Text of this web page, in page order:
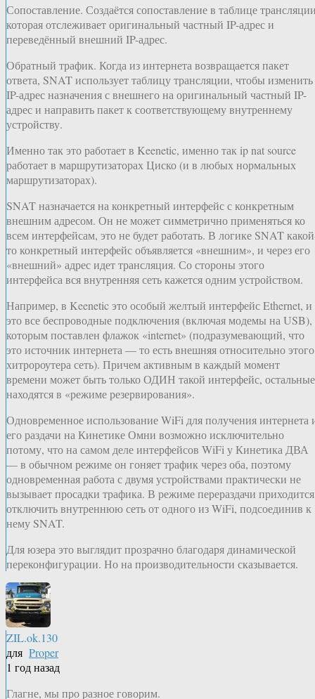
Сопоставление. Создаётся сопоставление в таблице
которая отслеживает оригинальный частный IP-адрес и
переведённый внешний IP-адрес.
Обратный трафик. Когда из интернета возвращается пакет
ответа, SNAT использует таблицу трансляции, чтобы изменить
IP-адрес назначения с внешнего на оригинальный частный IP-
адрес и направить пакет к соответствующему внутреннему
устройству.
Именно так это работает в Keenetic, именно так ip nat source
работает в маршрутизаторах Циско (и в любых нормальных
маршрутизаторах).
SNAT назначается на конкретный интерфейс с конкретным
внешним адресом. Он не может симметрично применяться ко
всем интерфейсам, это не будет работать. В логике SNAT
то конкретный интерфейс объявляется «внешним», и через его
«внешний» адрес идет трансляция. Со стороны этого
интерфейса вся внутренняя сеть кажется одним устройством.
Например, в Keenetic это особый желтый интерфейс Ethernet, и
это все беспроводные подключения (включая модемы на USB),
которым поставлен флажок «internet» (подразумевающий, что
это источник интернета — то есть внешняя относительно этого
хитророутера сеть). Причем активным в каждый момент
времени может быть только ОДИН такой интерфейс, остальные
находятся в «режиме резервирования».
Одновременное использование WiFi для получения интернета
его раздачи на Кинетике Омни возможно исключительно
потому, что на самом деле интерфейсов WiFi у Кинетика ДВА
— в обычном режиме он гоняет трафик через оба, поэтому
одновременная работа с двумя устройствами практически не
вызывает просадки трафика. В режиме перераздачи приходится
отключить внутреннюю сеть от одного из WiFi, подсоединив к
нему SNAT.
Для юзера это выглядит прозрачно благодаря динамической
переконфигурации. Но на производительности сказывается.
ZIL.ok.130
для Proper
1 год назад
Глагне, мы про разное говорим.